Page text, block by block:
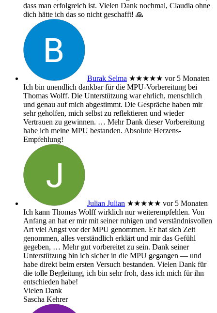
dass man erfolgreich ist. Vielen Dank nochmal, Claudia ohne
dich hätte ich das so nicht geschafft! 🙏
Burak Selma ★★★★★ vor 5 Monaten
Ich bin unendlich dankbar für die MPU-Vorbereitung bei
Thomas Wolff. Die Unterstützung war ehrlich, menschlich
und genau auf mich abgestimmt. Die Gespräche haben mir
sehr geholfen, mich selbst zu reflektieren und wieder
Vertrauen zu gewinnen. … MehrDank dieser Vorbereitung
habe ich meine MPU bestanden. Absolute Herzens-
Empfehlung!
Julian Julian ★★★★★ vor 5 Monaten
Ich kann Thomas Wolff wirklich nur weiterempfehlen. Von
Anfang an hat er mir mit seiner ruhigen und verständnisvollen
Art viel Angst vor der MPU genommen. Er hat sich Zeit
genommen, alles verständlich erklärt und mir das Gefühl
gegeben, … Mehrgut vorbereitet zu sein. Dank seiner
Unterstützung bin ich sicher in die MPU gegangen — und
habe direkt beim ersten Versuch bestanden. Vielen Dank für
die tolle Begleitung, ich bin sehr froh, dass ich mich für ihn
entschieden habe!
Vielen Dank
Sascha Kehrer